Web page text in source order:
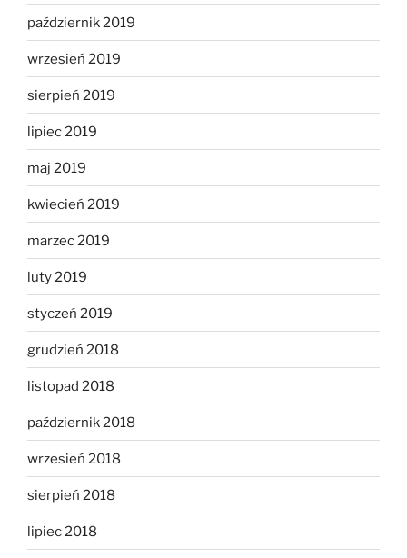
październik 2019
wrzesień 2019
sierpień 2019
lipiec 2019
maj 2019
kwiecień 2019
marzec 2019
luty 2019
styczeń 2019
grudzień 2018
listopad 2018
październik 2018
wrzesień 2018
sierpień 2018
lipiec 2018